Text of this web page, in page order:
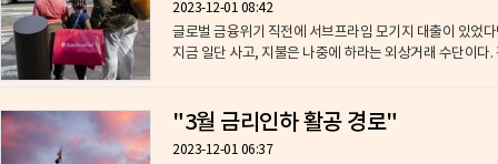
2023-12-01 08:42
글로벌 금융위기 직전에 서브프라임 모기지 대출이 있었
지금 일단 사고, 지불은 나중에 하라는 외상거래 수단이다.
"3월 금리인하 활공 경로"
2023-12-01 06:37